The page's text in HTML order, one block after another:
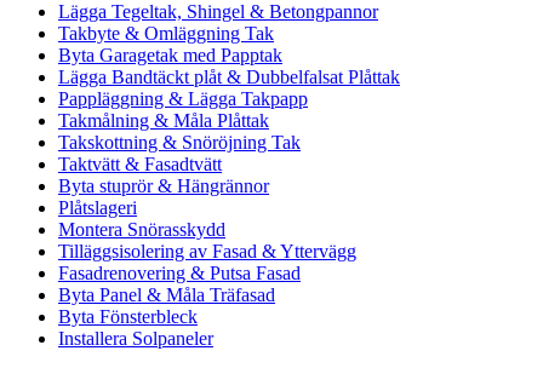
Lägga Tegeltak, Shingel & Betongpannor
Takbyte & Omläggning Tak
Byta Garagetak med Papptak
Lägga Bandtäckt plåt & Dubbelfalsat Plåttak
Pappläggning & Lägga Takpapp
Takmålning & Måla Plåttak
Takskottning & Snöröjning Tak
Taktvätt & Fasadtvätt
Byta stuprör & Hängrännor
Plåtslageri
Montera Snörasskydd
Tilläggsisolering av Fasad & Yttervägg
Fasadrenovering & Putsa Fasad
Byta Panel & Måla Träfasad
Byta Fönsterbleck
Installera Solpaneler